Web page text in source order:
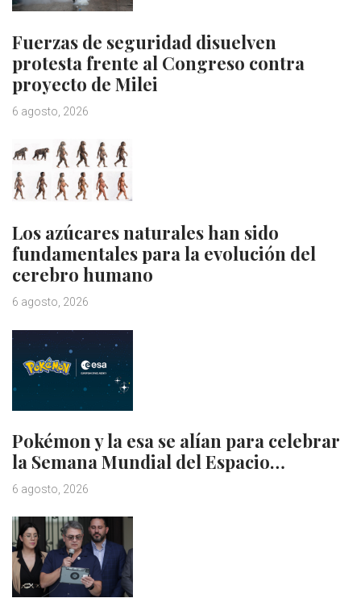
Fuerzas de seguridad disuelven
protesta frente al Congreso contra
proyecto de Milei
6 agosto, 2026
Los azúcares naturales han sido
fundamentales para la evolución del
cerebro humano
6 agosto, 2026
Pokémon y la esa se alían para celebrar
la Semana Mundial del Espacio…
6 agosto, 2026